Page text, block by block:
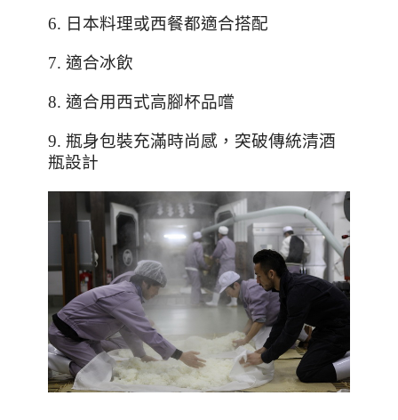
6. 日本料理或西餐都適合搭配
7. 適合冰飲
8. 適合用西式高腳杯品嚐
9. 瓶身包裝充滿時尚感，突破傳統清酒
瓶設計